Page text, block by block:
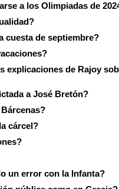
a los Olimpiadas de
cuesta de septiembre?
explicaciones de Rajoy
a José Bretón?
cárcel?
un error con la Infanta?